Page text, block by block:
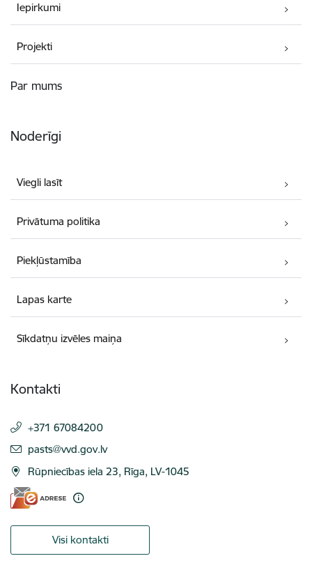
Iepirkumi
Projekti
Par mums
Noderīgi
Viegli lasīt
Privātuma politika
Piekļūstamība
Lapas karte
Sīkdatņu izvēles maiņa
Kontakti
+371 67084200
E-pasts:
pasts@vvd.gov.lv
Rūpniecības iela 23, Rīga, LV-1045
Visi kontakti